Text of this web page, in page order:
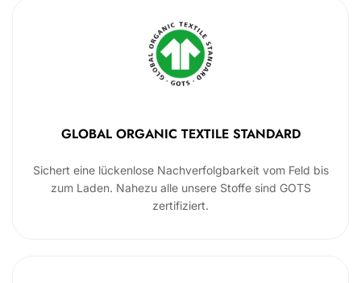
GLOBAL ORGANIC TEXTILE STANDARD
Sichert eine lückenlose Nachverfolgbarkeit vom Feld bis
zum Laden. Nahezu alle unsere Stoffe sind GOTS
zertifiziert.